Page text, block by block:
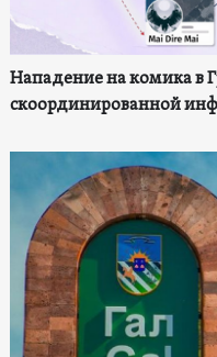
Нападение на комика в
скоординированной